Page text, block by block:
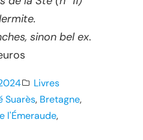
sinon bel ex.
Livres
Suarès, Bretagne,
l'Émeraude,